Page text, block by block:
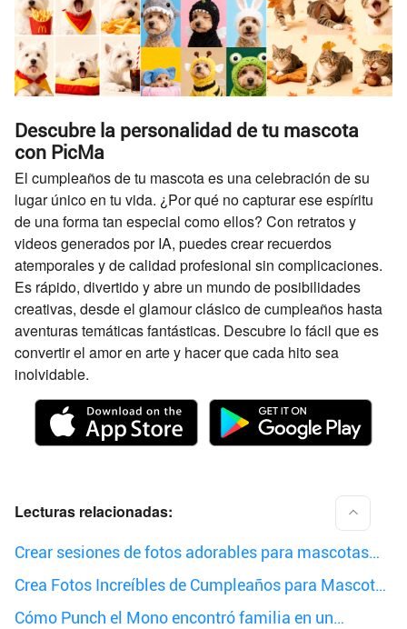
Descubre la personalidad de tu mascota
con PicMa
El cumpleaños de tu mascota es una celebración de su
lugar único en tu vida. ¿Por qué no capturar ese espíritu
de una forma tan especial como ellos? Con retratos y
videos generados por IA, puedes crear recuerdos
atemporales y de calidad profesional sin complicaciones.
Es rápido, divertido y abre un mundo de posibilidades
creativas, desde el glamour clásico de cumpleaños hasta
aventuras temáticas fantásticas. Descubre lo fácil que es
convertir el amor en arte y hacer que cada hito sea
inolvidable.
Lecturas relacionadas:
Crear sesiones de fotos adorables para mascotas
con IA al instante
Crea Fotos Increíbles de Cumpleaños para Mascotas
con IA: Guía Sencilla
Cómo Punch el Mono encontró familia en un